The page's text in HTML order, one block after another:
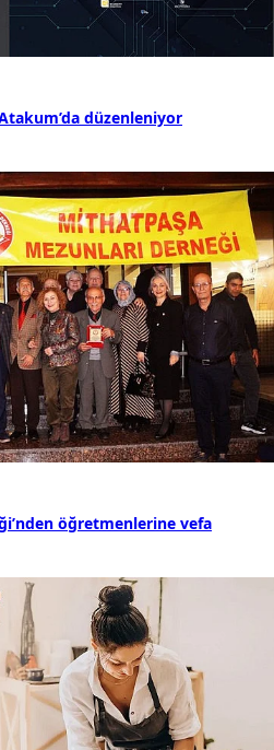
düzenleniyor
öğretmenlerine vefa